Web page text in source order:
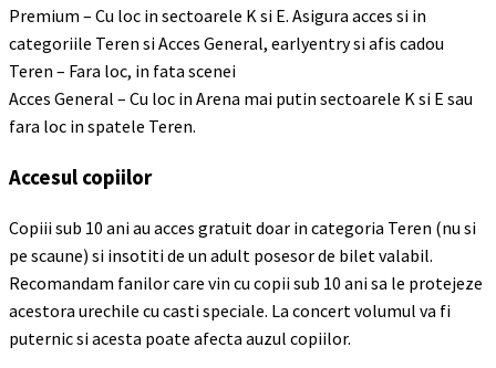
Premium – Cu loc in sectoarele K si E. Asigura acces si in
categoriile Teren si Acces General, earlyentry si afis cadou
Teren – Fara loc, in fata scenei
Acces General – Cu loc in Arena mai putin sectoarele K si E sau
fara loc in spatele Teren.
Accesul copiilor
Copiii sub 10 ani au acces gratuit doar in categoria Teren (nu si
pe scaune) si insotiti de un adult posesor de bilet valabil.
Recomandam fanilor care vin cu copii sub 10 ani sa le protejeze
acestora urechile cu casti speciale. La concert volumul va fi
puternic si acesta poate afecta auzul copiilor.